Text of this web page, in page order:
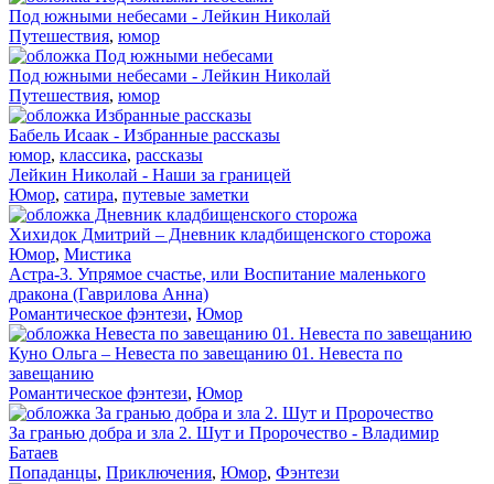
Под южными небесами - Лейкин Николай
Путешествия, юмор
Под южными небесами - Лейкин Николай
Путешествия, юмор
Бабель Исаак - Избранные рассказы
юмор, классика, рассказы
Лейкин Николай - Наши за границей
Юмор, сатира, путевые заметки
Хихидок Дмитрий – Дневник кладбищенского сторожа
Юмор, Мистика
Астра-3. Упрямое счастье, или Воспитание маленького
дракона (Гаврилова Анна)
Романтическое фэнтези, Юмор
Куно Ольга – Невеста по завещанию 01. Невеста по
завещанию
Романтическое фэнтези, Юмор
За гранью добра и зла 2. Шут и Пророчество - Владимир
Батаев
Попаданцы, Приключения, Юмор, Фэнтези